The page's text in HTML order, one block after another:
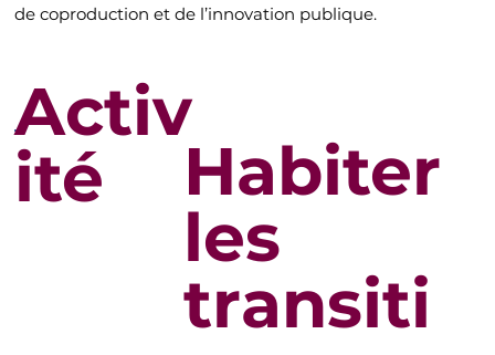
de coproduction et de l’innovation publique.
Habiter
les
transiti
Activ
ité